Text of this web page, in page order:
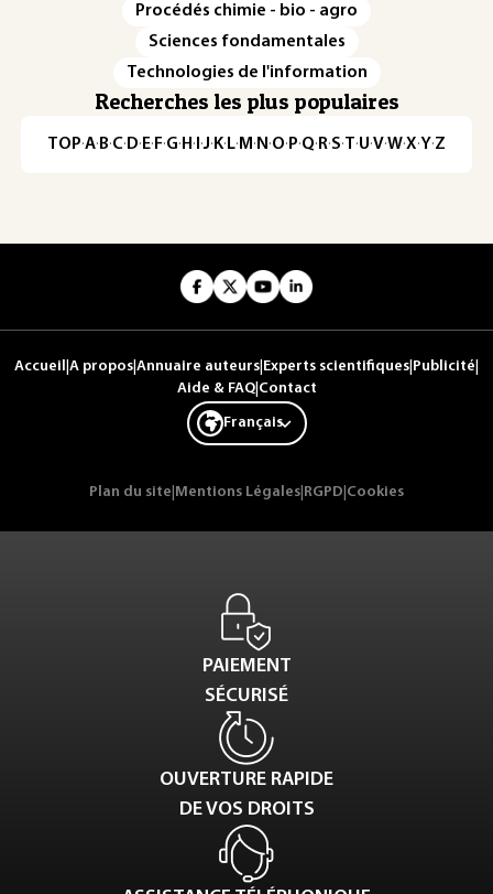
Procédés chimie - bio - agro
Sciences fondamentales
Technologies de l'information
Recherches les plus populaires
TOP·A·B·C· D· E· F·G· H · ·J· K· L· M · N ·O· P·Q· R·S·T·U·V·W·X·Y·Z
Accueil A propos Annuaire auteurs Experts scientifiques Publicité
Aide & FAQ| Contact
Français
Plan du site Mentions Légales RGPD Cookies
PAIEMENT
SÉCURISÉ
OUVERTURE RAPIDE
DE VOS DROITS